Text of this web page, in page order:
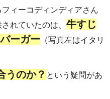
ィーコディンディアさん
れていたのは、 牛すじ
ーガー （写真左はイタリ
うのか？ という疑問があ